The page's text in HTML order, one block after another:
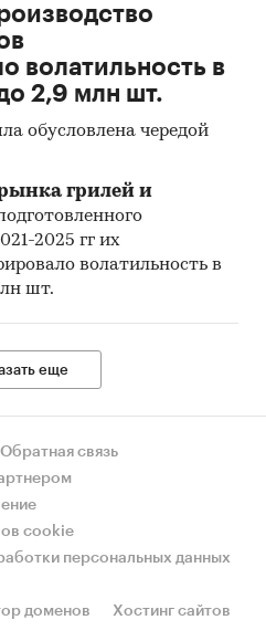
волатильность в
2,9 млн шт.
обусловлена чередой
грилей и
2025 гг их
волатильность в
шт.
еще
Обратная связь
cookie
персональных данных
доменов
Хостинг сайтов